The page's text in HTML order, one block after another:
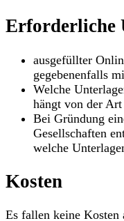
Erforderliche
ausgefüllter
gegebenenfalls
Welche
hängt von der
Bei Gründung
Gesellschaften
welche
Kosten
Es fallen keine Kosten